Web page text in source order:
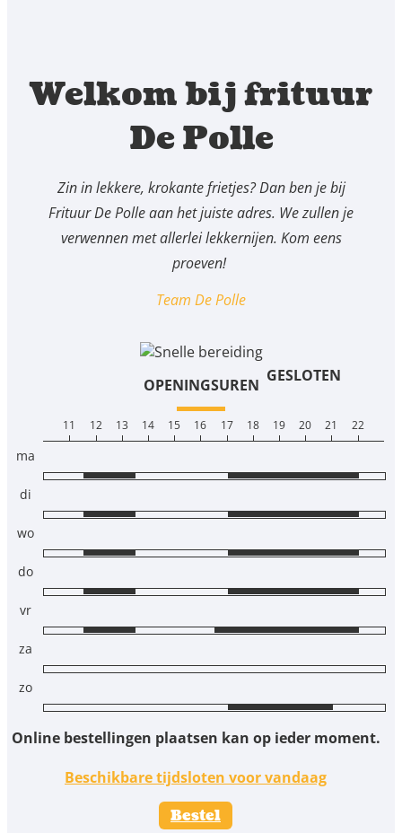
Welkom bij frituur
De Polle
Zin in lekkere, krokante frietjes? Dan ben je bij
Frituur De Polle aan het juiste adres. We zullen je
verwennen met allerlei lekkernijen. Kom eens
proeven!
Team De Polle
OPENINGSUREN GESLOTEN
11 12 13 14 15 16 17 18 19 20 21 22
ma
di
wo
do
vr
za
zo
Online bestellingen plaatsen kan op ieder moment.
Beschikbare tijdsloten voor vandaag
Bestel